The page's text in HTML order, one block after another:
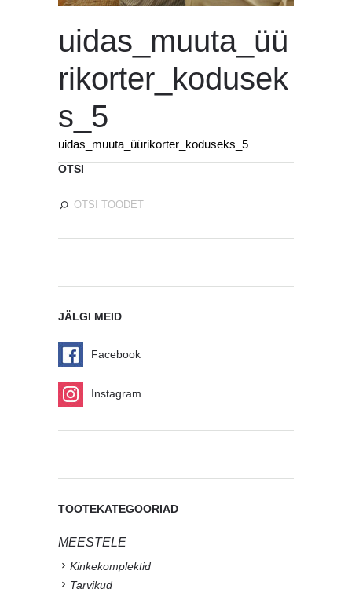
uidas_muuta_üü
rikorter_kodusek
s_5
uidas_muuta_üürikorter_koduseks_5
OTSI
JÄLGI MEID
Facebook
Instagram
TOOTEKATEGOORIAD
MEESTELE
Kinkekomplektid
Tarvikud